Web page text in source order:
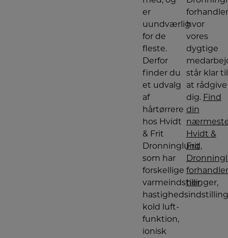
er
uundværlig
for de
fleste.
Derfor
finder du
et udvalg
af
hårtørrere
hos Hvidt
& Frit
Dronninglund,
som har
forskellige
varmeindstillinger,
kold luft-
funktion,
ionisk
hvor
vores
dygtige
står klar til
at rådgive
dig. Find
din
Hvidt &
Frit
forhandler
her.